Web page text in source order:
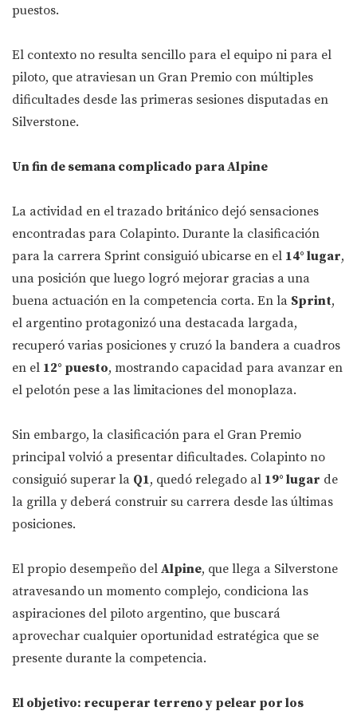
puestos.
El contexto no resulta sencillo para el equipo ni para el
piloto, que atraviesan un Gran Premio con múltiples
dificultades desde las primeras sesiones disputadas en
Silverstone.
Un fin de semana complicado para Alpine
La actividad en el trazado británico dejó sensaciones
encontradas para Colapinto. Durante la clasificación
para la carrera Sprint consiguió ubicarse en el 14° lugar,
una posición que luego logró mejorar gracias a una
buena actuación en la competencia corta. En la Sprint,
el argentino protagonizó una destacada largada,
recuperó varias posiciones y cruzó la bandera a cuadros
en el 12° puesto, mostrando capacidad para avanzar en
el pelotón pese a las limitaciones del monoplaza.
Sin embargo, la clasificación para el Gran Premio
principal volvió a presentar dificultades. Colapinto no
consiguió superar la Q1, quedó relegado al 19° lugar de
la grilla y deberá construir su carrera desde las últimas
posiciones.
El propio desempeño del Alpine, que llega a Silverstone
atravesando un momento complejo, condiciona las
aspiraciones del piloto argentino, que buscará
aprovechar cualquier oportunidad estratégica que se
presente durante la competencia.
El objetivo: recuperar terreno y pelear por los